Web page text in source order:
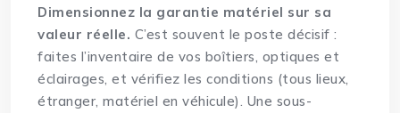
Dimensionnez la garantie matériel sur sa
valeur réelle. C’est souvent le poste décisif :
faites l’inventaire de vos boîtiers, optiques et
éclairages, et vérifiez les conditions (tous lieux,
étranger, matériel en véhicule). Une sous-